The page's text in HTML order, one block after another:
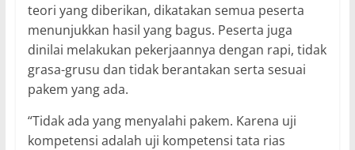
teori yang diberikan, dikatakan semua peserta
menunjukkan hasil yang bagus. Peserta juga
dinilai melakukan pekerjaannya dengan rapi, tidak
grasa-grusu dan tidak berantakan serta sesuai
pakem yang ada.
“Tidak ada yang menyalahi pakem. Karena uji
kompetensi adalah uji kompetensi tata rias